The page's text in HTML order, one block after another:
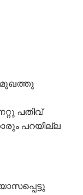
മുഖത്തു
പതിവ്
പറയില്ല